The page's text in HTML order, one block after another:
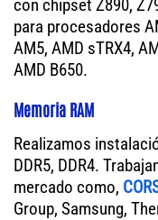
con chipset Z890,
para procesadores
AM5, AMD sTRX4,
AMD B650.
Memoria RAM
Realizamos
DDR5, DDR4.
mercado como,
Group, Samsung,